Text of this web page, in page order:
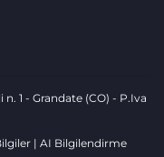
1 - Grandate (CO) - P.Iva
AI Bilgilendirme